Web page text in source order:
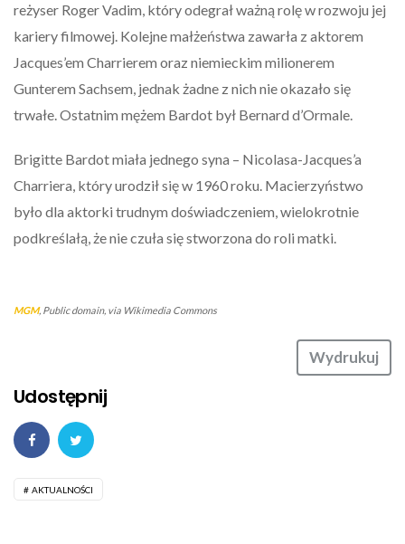
reżyser Roger Vadim, który odegrał ważną rolę w rozwoju jej
kariery filmowej. Kolejne małżeństwa zawarła z aktorem
Jacques’em Charrierem oraz niemieckim milionerem
Gunterem Sachsem, jednak żadne z nich nie okazało się
trwałe. Ostatnim mężem Bardot był Bernard d’Ormale.
Brigitte Bardot miała jednego syna – Nicolasa-Jacques’a
Charriera, który urodził się w 1960 roku. Macierzyństwo
było dla aktorki trudnym doświadczeniem, wielokrotnie
podkreślałą, że nie czuła się stworzona do roli matki.
MGM, Public domain, via Wikimedia Commons
Wydrukuj
Udostępnij
AKTUALNOŚCI